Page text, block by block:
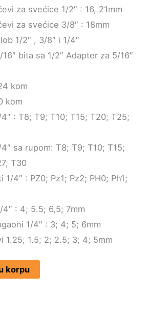
za svećice 1/2″ : 16, 21mm
za svećice 3/8″ : 18mm
1/2″ , 3/8″ i 1/4″
bita sa 1/2″ Adapter za 5/16″
kom
kom
: T8; T9; T10; T15; T20; T25;
sa rupom: T8; T9; T10; T15;
T30
1/4″ : PZ0; Pz1; Pz2; PH0; Ph1;
: 4; 5.5; 6,5; 7mm
1/4″ : 3; 4; 5; 6mm
1.25; 1.5; 2; 2.5; 3; 4; 5mm
korpu